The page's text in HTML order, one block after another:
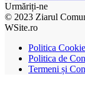
Urmăriți-ne
© 2023 Ziarul
WSite.ro
Politica
Politica de
Termeni și